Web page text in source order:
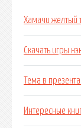
Хамачи желтый
Скачать игры
Тема в
Интересные